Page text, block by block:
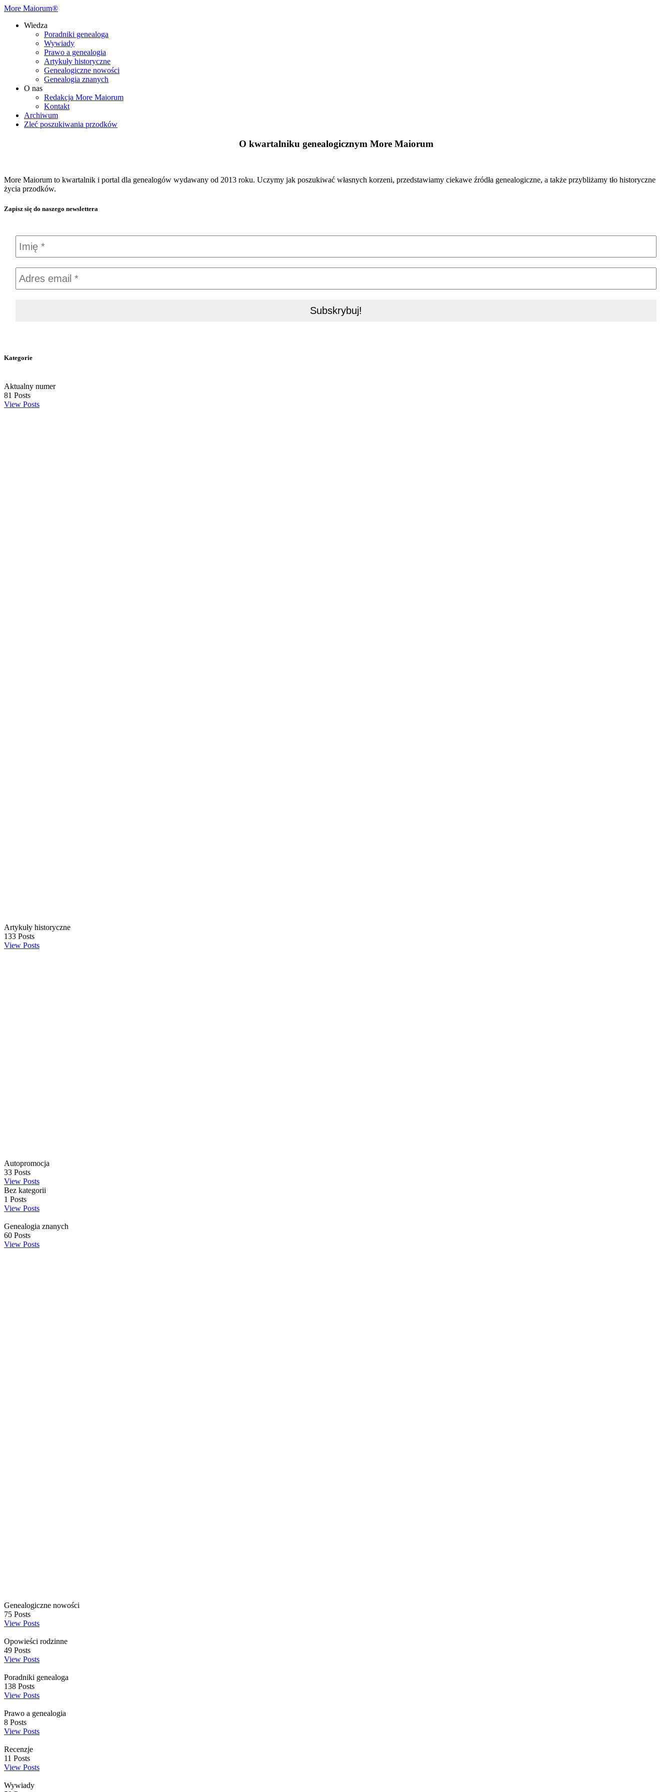
More Maiorum®
Wiedza
Poradniki genealoga
Wywiady
Prawo a genealogia
Artykuły historyczne
Genealogiczne nowości
Genealogia znanych
O nas
Redakcja More Maiorum
Kontakt
Archiwum
Zleć poszukiwania przodków
O kwartalniku genealogicznym More Maiorum
More Maiorum to kwartalnik i portal dla genealogów wydawany od 2013 roku. Uczymy jak poszukiwać własnych korzeni, przedstawiamy ciekawe źródła genealogiczne, a także przybliżamy tło historyczne
życia przodków.
Zapisz się do naszego newslettera
Kategorie
Aktualny numer
81 Posts
View Posts
Artykuły historyczne
133 Posts
View Posts
Autopromocja
33 Posts
View Posts
Bez kategorii
1 Posts
View Posts
Genealogia znanych
60 Posts
View Posts
Genealogiczne nowości
75 Posts
View Posts
Opowieści rodzinne
49 Posts
View Posts
Poradniki genealoga
138 Posts
View Posts
Prawo a genealogia
8 Posts
View Posts
Recenzje
11 Posts
View Posts
Wywiady